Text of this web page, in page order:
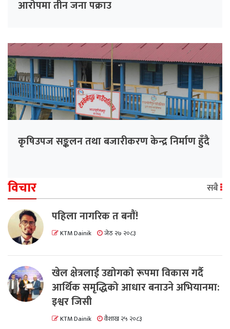
आरोपमा तीन जना पक्राउ
कृषिउपज सङ्कलन तथा बजारीकरण केन्द्र निर्माण हुँदै
विचार सबै
पहिला नागरिक त बनाैं!
KTM Dainik जेठ २७ २०८३
खेल क्षेत्रलाई उद्योगको रूपमा विकास गर्दै
आर्थिक समृद्धिको आधार बनाउने अभियानमा:
इश्वर जिसी
KTM Dainik वैशाख २५ २०८३